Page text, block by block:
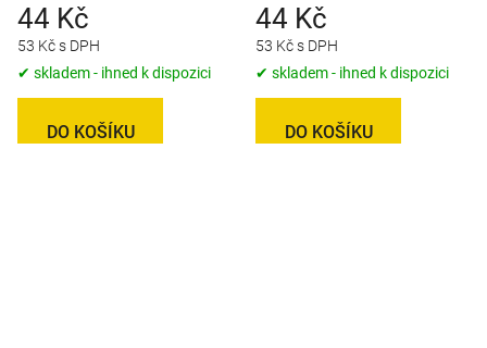
53 Kč s DPH
44 Kč
✔ skladem - ihned k dispozici
DO KOŠÍKU
53 Kč s DPH
44 Kč
✔ skladem - ihned k dispozici
DO KOŠÍKU